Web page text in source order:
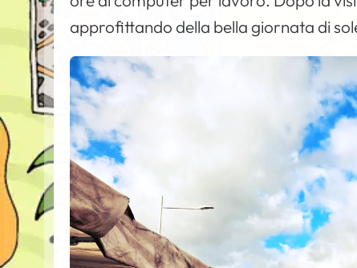
approfittando della bella giornata di